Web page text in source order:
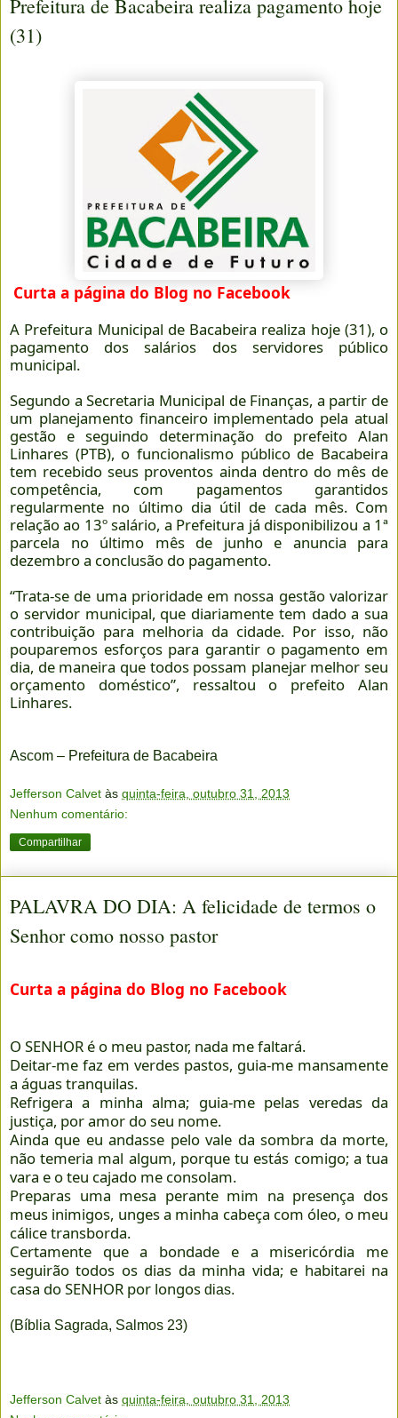
Prefeitura de Bacabeira realiza pagamento hoje
(31)
Curta a página do Blog no Facebook
A Prefeitura Municipal de Bacabeira realiza hoje (31), o
pagamento dos salários dos servidores público
municipal.
Segundo a Secretaria Municipal de Finanças, a partir de
um planejamento financeiro implementado pela atual
gestão e seguindo determinação do prefeito Alan
Linhares (PTB), o funcionalismo público de Bacabeira
tem recebido seus proventos ainda dentro do mês de
competência, com pagamentos garantidos
regularmente no último dia útil de cada mês. Com
relação ao 13º salário, a Prefeitura já disponibilizou a 1ª
parcela no último mês de junho e anuncia para
dezembro a conclusão do pagamento.
“Trata-se de uma prioridade em nossa gestão valorizar
o servidor municipal, que diariamente tem dado a sua
contribuição para melhoria da cidade. Por isso, não
pouparemos esforços para garantir o pagamento em
dia, de maneira que todos possam planejar melhor seu
orçamento doméstico”, ressaltou o prefeito Alan
Linhares.
Ascom – Prefeitura de Bacabeira
Jefferson Calvet às quinta-feira, outubro 31, 2013
Nenhum comentário:
Compartilhar
PALAVRA DO DIA: A felicidade de termos o
Senhor como nosso pastor
Curta a página do Blog no Facebook
O SENHOR é o meu pastor, nada me faltará.
Deitar-me faz em verdes pastos, guia-me mansamente
a águas tranquilas.
Refrigera a minha alma; guia-me pelas veredas da
justiça, por amor do seu nome.
Ainda que eu andasse pelo vale da sombra da morte,
não temeria mal algum, porque tu estás comigo; a tua
vara e o teu cajado me consolam.
Preparas uma mesa perante mim na presença dos
meus inimigos, unges a minha cabeça com óleo, o meu
cálice transborda.
Certamente que a bondade e a misericórdia me
seguirão todos os dias da minha vida; e habitarei na
casa do SENHOR por longos dias.
(Bíblia Sagrada, Salmos 23)
Jefferson Calvet às quinta-feira, outubro 31, 2013